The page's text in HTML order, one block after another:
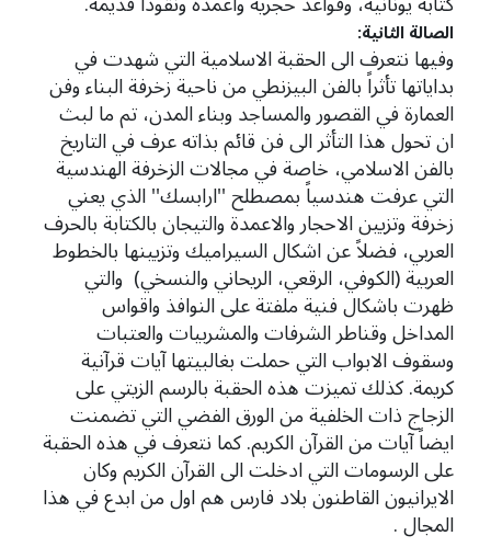
الصالة الثانية:
وفيها نتعرف الى الحقبة الاسلامية التي شهدت في
بداياتها تأثراً بالفن البيزنطي من ناحية زخرفة البناء وفن
العمارة في القصور والمساجد وبناء المدن، تم ما لبث
ان تحول هذا التأثر الى فن قائم بذاته عرف في التاريخ
بالفن الاسلامي، خاصة في مجالات الزخرفة الهندسية
التي عرفت هندسياً بمصطلح ''ارابسك'' الذي يعني
زخرفة وتزيين الاحجار والاعمدة والتيجان بالكتابة بالحرف
العربي، فضلاً عن اشكال السيراميك وتزيينها بالخطوط
العربية (الكوفي، الرقعي، الريحاني والنسخي) والتي
ظهرت باشكال فنية ملفتة على النوافذ واقواس
المداخل وقناطر الشرفات والمشربيات والعتبات
وسقوف الابواب التي حملت بغالبيتها آيات قرآنية
كريمة. كذلك تميزت هذه الحقبة بالرسم الزيتي على
الزجاج ذات الخلفية من الورق الفضي التي تضمنت
ايضاً آيات من القرآن الكريم. كما نتعرف في هذه الحقبة
على الرسومات التي ادخلت الى القرآن الكريم وكان
الايرانيون القاطنون بلاد فارس هم اول من ابدع في هذا
المجال .